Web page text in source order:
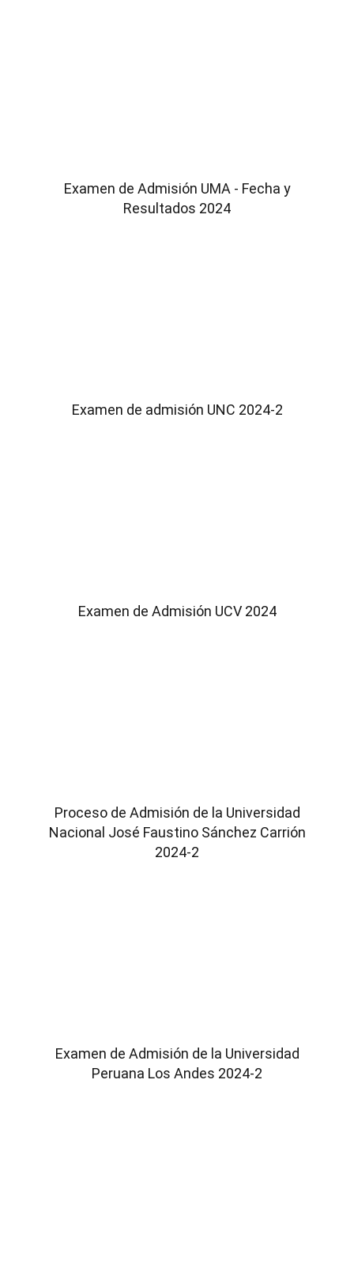
Examen de Admisión UMA - Fecha y
Resultados 2024
Examen de admisión UNC 2024-2
Examen de Admisión UCV 2024
Proceso de Admisión de la Universidad
Nacional José Faustino Sánchez Carrión
2024-2
Examen de Admisión de la Universidad
Peruana Los Andes 2024-2